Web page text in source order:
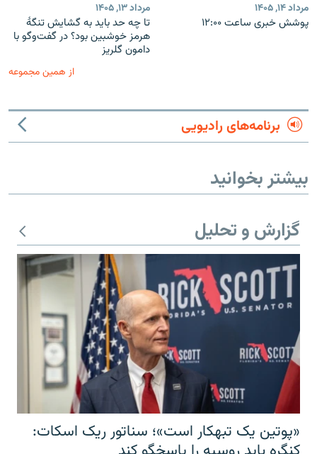
مرداد ۱۴, ۱۴۰۵
پوشش خبری ساعت ۱۲:۰۰
مرداد ۱۳, ۱۴۰۵
تا چه حد باید به گشایش تنگهٔ
هرمز خوشبین بود؟ در گفت‌وگو با
دامون گلریز
از همین مجموعه
برنامه‌های رادیویی
بیشتر بخوانید
گزارش و تحلیل
«پوتین یک تبهکار است»؛ سناتور ریک اسکات: